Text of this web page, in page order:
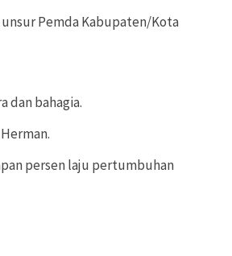
Pemda Kabupaten/Kota
dan bahagia.
persen laju pertumbuhan